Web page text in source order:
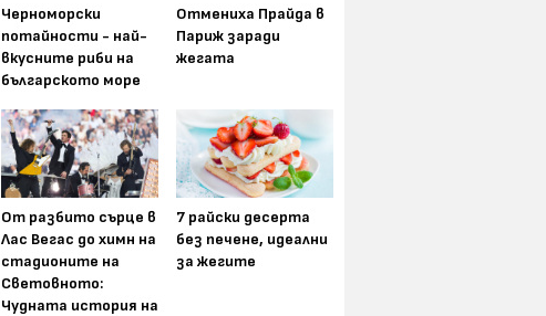
Черноморски
потайности - най-
вкусните риби на
българското море
Отмениха Прайда в
Париж заради
жегата
От разбито сърце в
Лас Вегас до химн на
стадионите на
Световното:
Чудната история на
7 райски десерта
без печене, идеални
за жегите